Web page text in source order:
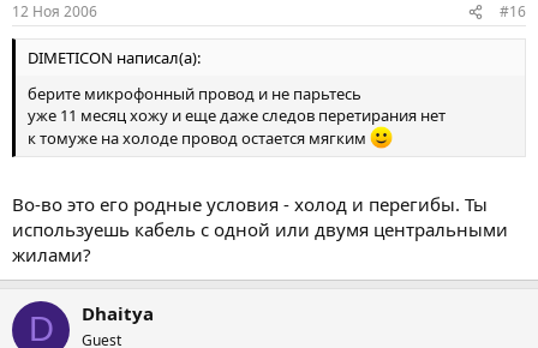
12 Ноя 2006 #16
DIMETICON написал(а):
берите микрофонный провод и не парьтесь
уже 11 месяц хожу и еще даже следов перетирания нет
к томуже на холоде провод остается мягким
Во-во это его родные условия - холод и перегибы. Ты
используешь кабель с одной или двумя центральными
жилами?
D Dhaitya
Guest